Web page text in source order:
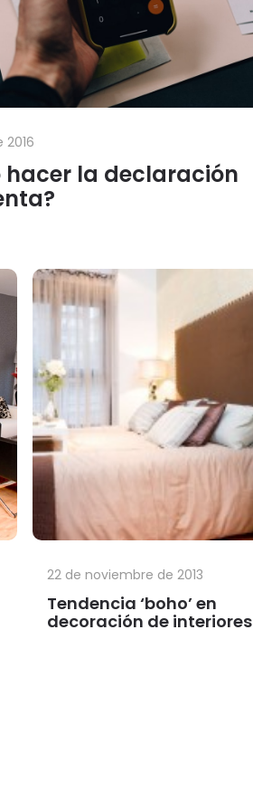
hacer la declaración
2016
Tendencia ‘boho’ en
decoración de interiores
22 de noviembre de 2013